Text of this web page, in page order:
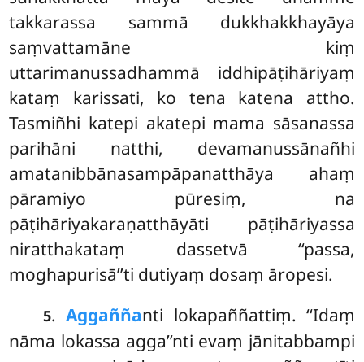
takkarassa sammā dukkhakkhayāya
saṃvattamāne kiṃ
uttarimanussadhammā iddhipāṭihāriyaṃ
kataṃ karissati, ko tena katena attho.
Tasmiñhi katepi akatepi mama sāsanassa
parihāni natthi, devamanussānañhi
amatanibbānasampāpanatthāya ahaṃ
pāramiyo pūresiṃ, na
pāṭihāriyakaraṇatthāyāti pāṭihāriyassa
niratthakataṃ dassetvā ‘‘passa,
moghapurisā’’ti dutiyaṃ dosaṃ āropesi.
5.Aggaññanti lokapaññattiṃ. ‘‘Idaṃ
nāma lokassa agga’’nti evaṃ jānitabbampi